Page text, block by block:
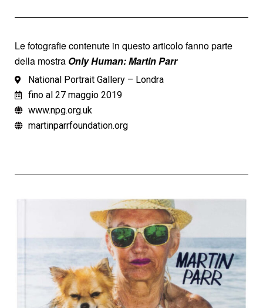
Le fotografie contenute in questo articolo fanno parte
della mostra Only Human: Martin Parr
National Portrait Gallery – Londra
fino al 27 maggio 2019
www.npg.org.uk
martinparrfoundation.org